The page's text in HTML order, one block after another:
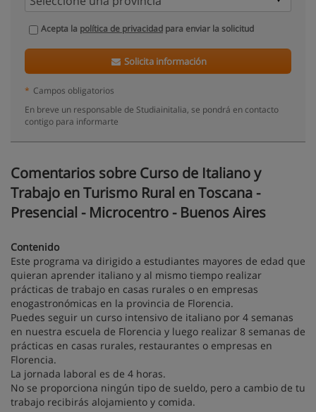
Acepta la política de privacidad para enviar la solicitud
Solicita información
* Campos obligatorios
En breve un responsable de Studiainitalia, se pondrá en contacto
contigo para informarte
Comentarios sobre Curso de Italiano y
Trabajo en Turismo Rural en Toscana -
Presencial - Microcentro - Buenos Aires
Contenido
Este programa va dirigido a estudiantes mayores de edad que
quieran aprender italiano y al mismo tiempo realizar
prácticas de trabajo en casas rurales o en empresas
enogastronómicas en la provincia de Florencia.
Puedes seguir un curso intensivo de italiano por 4 semanas
en nuestra escuela de Florencia y luego realizar 8 semanas de
prácticas en casas rurales, restaurantes o empresas en
Florencia.
La jornada laboral es de 4 horas.
No se proporciona ningún tipo de sueldo, pero a cambio de tu
trabajo recibirás alojamiento y comida.